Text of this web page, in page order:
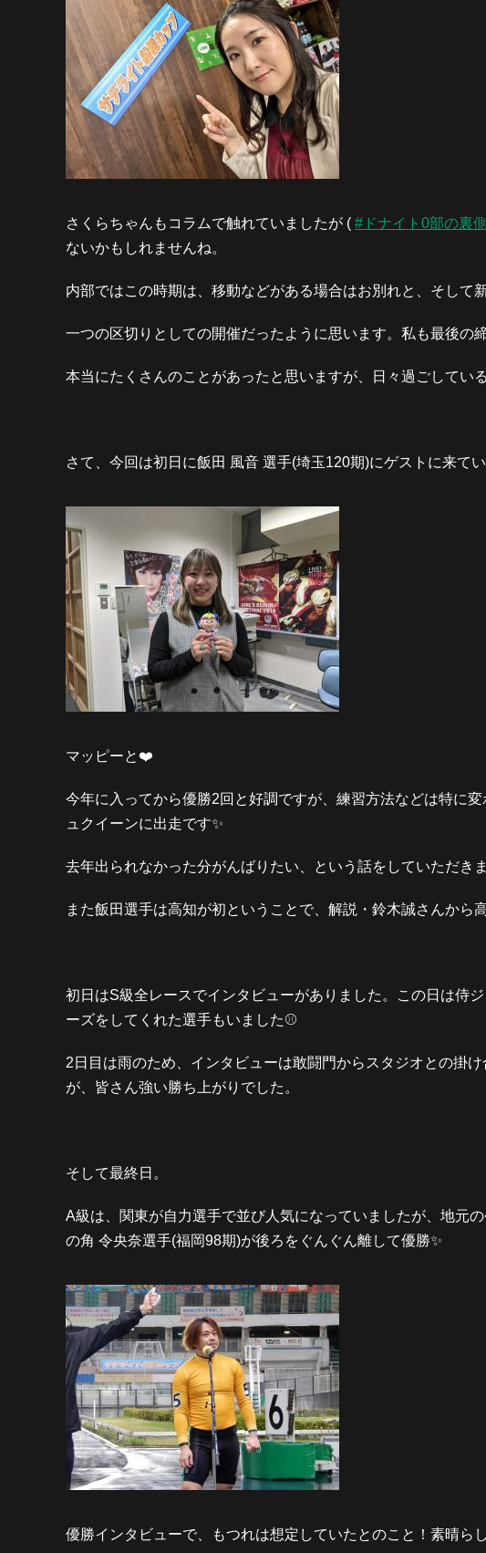
さくらちゃんもコラムで触れていましたが ( #ドナイト0部の裏
ないかもしれませんね。
内部ではこの時期は、移動などがある場合はお別れと、そして
一つの区切りとしての開催だったように思います。私も最後の
本当にたくさんのことがあったと思いますが、日々過ごしてい
さて、今回は初日に飯田 風音 選手(埼玉120期)にゲストに来て
マッピーと❤️
今年に入ってから優勝2回と好調ですが、練習方法などは特に
ュクイーンに出走です✨
去年出られなかった分がんばりたい、という話をしていただきま
また飯田選手は高知が初ということで、解説・鈴木誠さんから
初日はS級全レースでインタビューがありました。この日は侍
ーズをしてくれた選手もいました⚾️
2日目は雨のため、インタビューは敢闘門からスタジオとの掛
が、皆さん強い勝ち上がりでした。
そして最終日。
A級は、関東が自力選手で並び人気になっていましたが、地元
の角 令央奈選手(福岡98期)が後ろをぐんぐん離して優勝✨
優勝インタビューで、もつれは想定していたとのこと！素晴ら